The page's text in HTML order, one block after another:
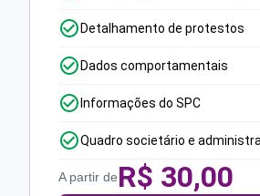
Detalhamento de protestos
Dados comportamentais
Informações do SPC
Quadro societário e
A partir deR$ 30,00